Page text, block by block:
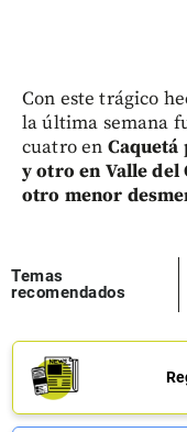
Con este trágico
la última semana
cuatro en Caquetá
y otro en Valle del
otro menor
Temas
recomendados